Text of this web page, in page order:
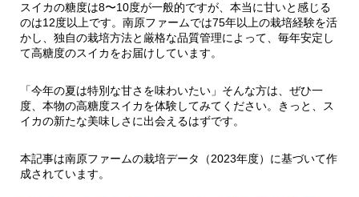
スイカの糖度は8〜10度が一般的ですが、本当に甘いと感じる
のは12度以上です。南原ファームでは75年以上の栽培経験を活
かし、独自の栽培方法と厳格な品質管理によって、毎年安定し
て高糖度のスイカをお届けしています。
「今年の夏は特別な甘さを味わいたい」そんな方は、ぜひ一
度、本物の高糖度スイカを体験してみてください。きっと、ス
イカの新たな美味しさに出会えるはずです。
本記事は南原ファームの栽培データ（2023年度）に基づいて作
成されています。